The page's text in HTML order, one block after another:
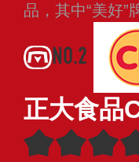
品，其中“美好
NO.2
正大食品